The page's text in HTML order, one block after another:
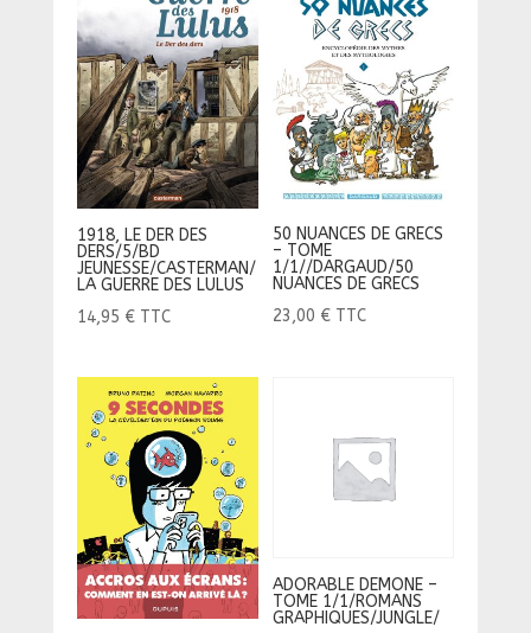
1918, LE DER DES
DERS/5/BD
JEUNESSE/CASTERMAN/
LA GUERRE DES LULUS
14,95 € TTC
50 NUANCES DE GRECS
– TOME
1/1//DARGAUD/50
NUANCES DE GRECS
23,00 € TTC
ADORABLE DEMONE –
TOME 1/1/ROMANS
GRAPHIQUES/JUNGLE/